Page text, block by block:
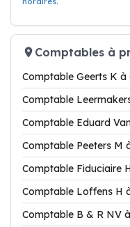
Comptables à
Comptable Geerts K à
Comptable
Comptable Eduard
Comptable Peeters M
Comptable Fiduciaire
Comptable Loffens H
Comptable B & R NV